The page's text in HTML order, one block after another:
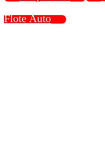
Flote Auto